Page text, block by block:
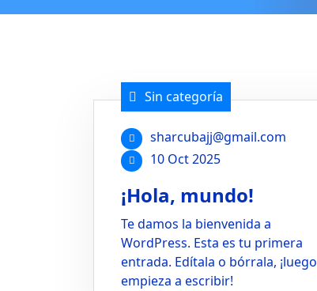
Sin categoría
sharcubajj@gmail.com
10 Oct 2025
¡Hola, mundo!
Te damos la bienvenida a
WordPress. Esta es tu primera
entrada. Edítala o bórrala, ¡luego
empieza a escribir!